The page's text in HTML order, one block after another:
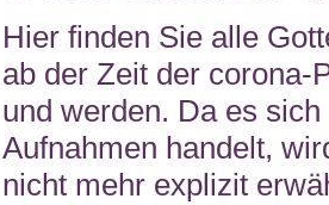
Hier finden Sie alle
ab der Zeit der corona-
und werden. Da es
Aufnahmen handelt,
nicht mehr explizit